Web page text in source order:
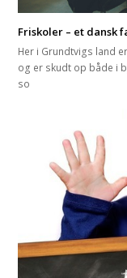
Friskoler – et dansk
Her i Grundtvigs land
og er skudt op både i
so